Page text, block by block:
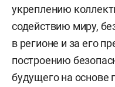
укреплению
содействию миру,
в регионе и за его
построению
будущего на основе